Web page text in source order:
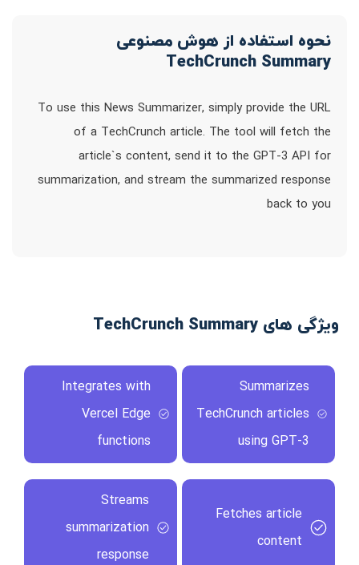
نحوه استفاده از هوش مصنوعی
TechCrunch Summary
To use this News Summarizer, simply provide the URL
of a TechCrunch article. The tool will fetch the
article`s content, send it to the GPT-3 API for
summarization, and stream the summarized response
back to you
ویژگی های TechCrunch Summary
Summarizes
TechCrunch articles
using GPT-3
Integrates with
Vercel Edge
functions
Fetches article
content
Streams
summarization
response